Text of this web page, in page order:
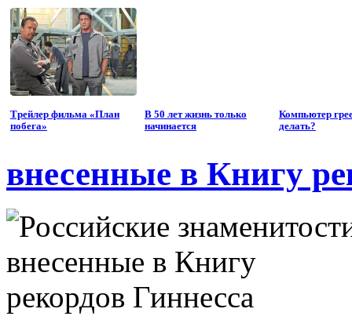
Трейлер фильма «План
побега»
В 50 лет жизнь только
начинается
Компьютер
делать?
внесенные в Книгу